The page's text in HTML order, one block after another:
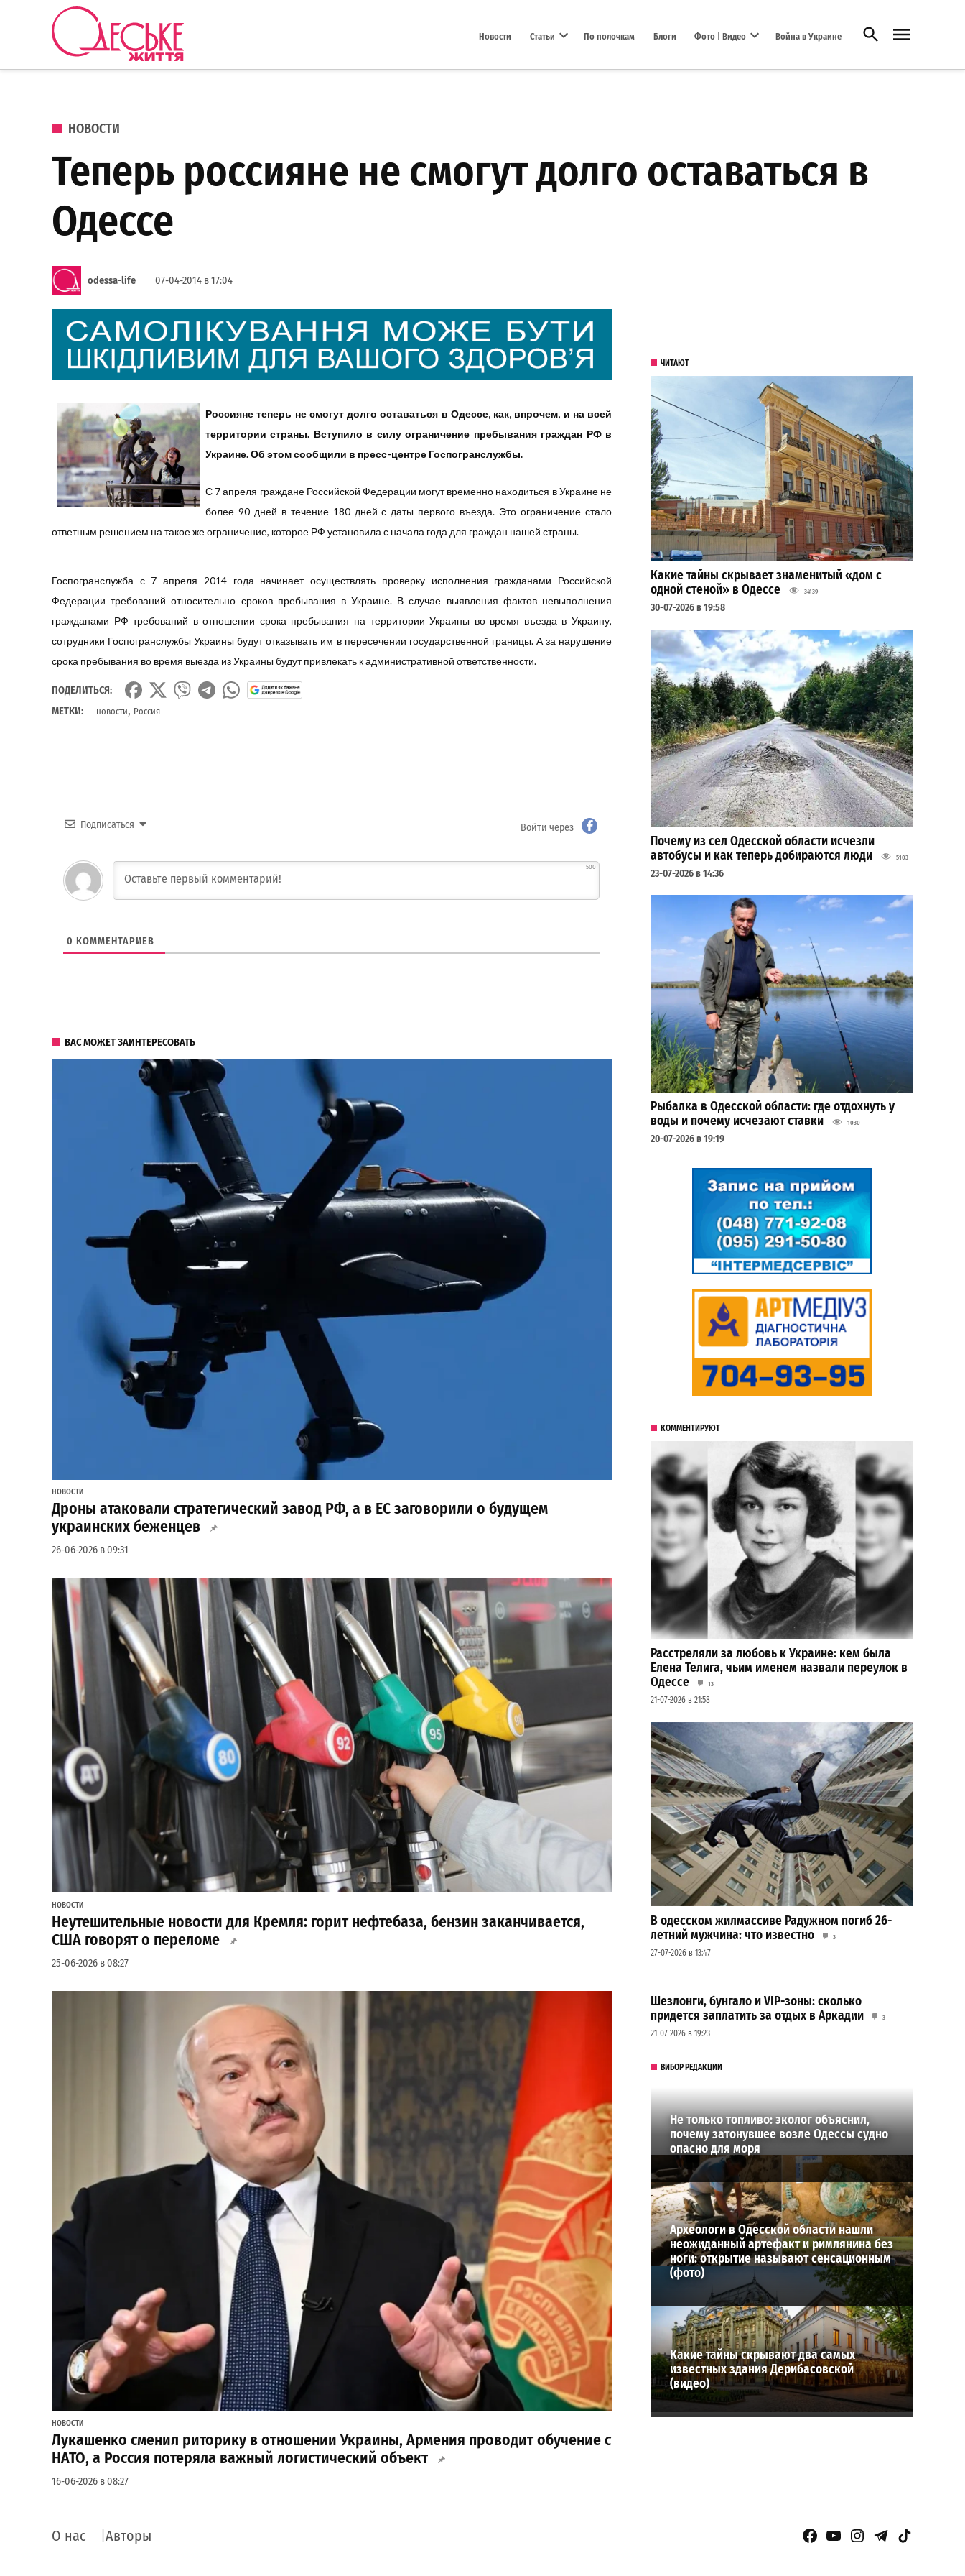
Перейти к содержанию
Новости Статьи По полочкам Блоги Фото | Видео Война в Украине Открыть поиск
ОПУБЛИКОВАНО В
НОВОСТИ
Теперь россияне не смогут долго оставаться в
Одессе
odessa-life 07-04-2014 в 17:04
Россияне теперь не смогут долго оставаться в Одессе, как, впрочем, и на всей
территории страны. Вступило в силу ограничение пребывания граждан РФ в
Украине.Об этом сообщили в пресс-центре Госпогранслужбы.
С 7 апреля граждане Российской Федерации могут временно находиться в Украине не
более 90 дней в течение 180 дней с даты первого въезда. Это ограничение стало
ответным решением на такое же ограничение, которое РФ установила с начала года для граждан нашей страны.
Госпогранслужба с 7 апреля 2014 года начинает осуществлять проверку исполнения гражданами Российской
Федерации требований относительно сроков пребывания в Украине. В случае выявления фактов невыполнения
гражданами РФ требований в отношении срока пребывания на территории Украины во время въезда в Украину,
сотрудники Госпогранслужбы Украины будут отказывать им в пересечении государственной границы. А за нарушение
срока пребывания во время выезда из Украины будут привлекать к административной ответственности.
ПОДЕЛИТЬСЯ:
МЕТКИ:
новости, Россия
Подписаться Войти через
500
0 КОММЕНТАРИЕВ
ВАС МОЖЕТ ЗАИНТЕРЕСОВАТЬ
НОВОСТИ
Дроны атаковали стратегический завод РФ, а в ЕС заговорили о будущем
украинских беженцев
26-06-2026 в 09:31
НОВОСТИ
Неутешительные новости для Кремля: горит нефтебаза, бензин заканчивается,
США говорят о переломе
25-06-2026 в 08:27
НОВОСТИ
Лукашенко сменил риторику в отношении Украины, Армения проводит обучение с
НАТО, а Россия потеряла важный логистический объект
16-06-2026 в 08:27
ЧИТАЮТ
Какие тайны скрывает знаменитый «дом с
одной стеной» в Одессе
34139
30-07-2026 в 19:58
Почему из сел Одесской области исчезли
автобусы и как теперь добираются люди
5103
23-07-2026 в 14:36
Рыбалка в Одесской области: где отдохнуть у
воды и почему исчезают ставки
1030
20-07-2026 в 19:19
КОММЕНТИРУЮТ
Расстреляли за любовь к Украине: кем была
Елена Телига, чьим именем назвали переулок в
Одессе
13
21-07-2026 в 21:58
В одесском жилмассиве Радужном погиб 26-
летний мужчина: что известно
3
27-07-2026 в 13:47
Шезлонги, бунгало и VIP-зоны: сколько
придется заплатить за отдых в Аркадии
3
21-07-2026 в 19:23
ВИБОР РЕДАКЦИИ
Не только топливо: эколог объяснил,
почему затонувшее возле Одессы судно
опасно для моря
Археологи в Одесской области нашли
неожиданный артефакт и римлянина без
ноги: открытие называют сенсационным
(фото)
Какие тайны скрывают два самых
известных здания Дерибасовской
(видео)
О нас Авторы Facebook Page
YouTubeInstagram
Telegram
TikTok